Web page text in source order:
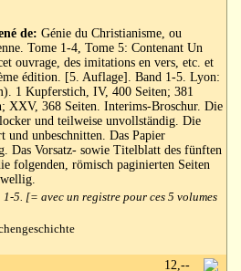
de: Génie du Christianisme, ou
Tome 1-4, Tome 5: Contenant Un
ouvrage, des imitations en vers, etc. et
édition. [5. Auflage]. Band 1-5. Lyon:
1 Kupferstich, IV, 400 Seiten; 381
XXV, 368 Seiten. Interims-Broschur. Die
und teilweise unvollständig. Die
und unbeschnitten. Das Papier
Das Vorsatz- sowie Titelblatt des fünften
folgenden, römisch paginierten Seiten
5. [= avec un registre pour ces 5 volumes
12,--